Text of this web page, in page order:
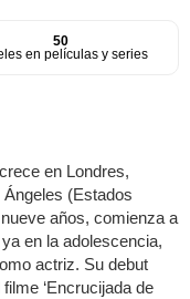
50
en películas y series
en Londres,
(Estados
años, comienza a
en la adolescencia,
actriz. Su debut
‘Encrucijada de